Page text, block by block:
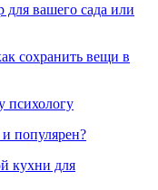
для вашего сада или
сохранить вещи в
психологу
популярен?
кухни для